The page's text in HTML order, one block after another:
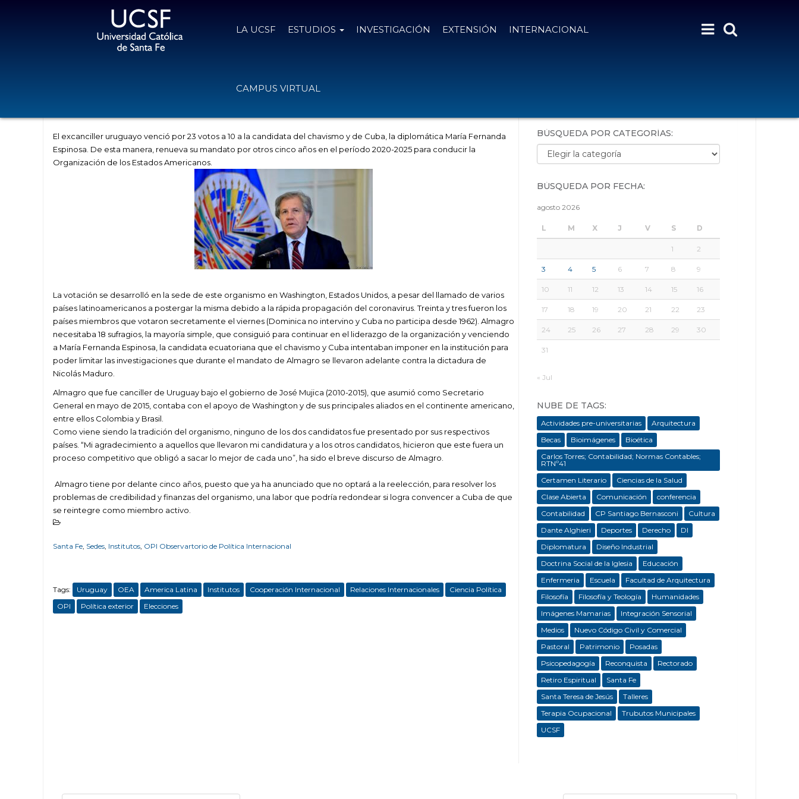
LA UCSF ESTUDIOS INVESTIGACIÓN EXTENSIÓN INTERNACIONAL
CAMPUS VIRTUAL
El excanciller uruguayo venció por 23 votos a 10 a la candidata del chavismo y de Cuba, la diplomática María Fernanda
Espinosa. De esta manera, renueva su mandato por otros cinco años en el período 2020-2025 para conducir la
Organización de los Estados Americanos.
La votación se desarrolló en la sede de este organismo en Washington, Estados Unidos, a pesar del llamado de varios
países latinoamericanos a postergar la misma debido a la rápida propagación del coronavirus. Treinta y tres fueron los
países miembros que votaron secretamente el viernes (Dominica no intervino y Cuba no participa desde 1962). Almagro
necesitaba 18 sufragios, la mayoría simple, que consiguió para continuar en el liderazgo de la organización y venciendo
a María Fernanda Espinosa, la candidata ecuatoriana que el chavismo y Cuba intentaban imponer en la institución para
poder limitar las investigaciones que durante el mandato de Almagro se llevaron adelante contra la dictadura de
Nicolás Maduro.
Almagro que fue canciller de Uruguay bajo el gobierno de José Mujica (2010-2015), que asumió como Secretario
General en mayo de 2015, contaba con el apoyo de Washington y de sus principales aliados en el continente americano,
entre ellos Colombia y Brasil.
Como viene siendo la tradición del organismo, ninguno de los dos candidatos fue presentado por sus respectivos
países. “Mi agradecimiento a aquellos que llevaron mi candidatura y a los otros candidatos, hicieron que este fuera un
proceso competitivo que obligó a sacar lo mejor de cada uno”, ha sido el breve discurso de Almagro.
Almagro tiene por delante cinco años, puesto que ya ha anunciado que no optará a la reelección, para resolver los
problemas de credibilidad y finanzas del organismo, una labor que podría redondear si logra convencer a Cuba de que
se reintegre como miembro activo.
Santa Fe, Sedes, Institutos, OPI Observartorio de Política Internacional
Tags: Uruguay OEA America Latina Institutos Cooperación Internacional Relaciones Internacionales
Ciencia Política
OPI
Política exterior Elecciones
BÚSQUEDA POR CATEGORÍAS:
Búsqueda por categorías:
BÚSQUEDA POR FECHA:
agosto 2026
L M X J V S D
1 2
3 4 5 6 7 8 9
10 11 12 13 14 15 16
17 18 19 20 21 22 23
24 25 26 27 28 29 30
31
« Jul
NUBE DE TAGS:
Actividades pre-universitarias
Arquitectura
Becas
Bioimágenes
Bioética
Carlos Torres; Contabilidad; Normas Contables;
RTNº41
Certamen Literario
Ciencias de la Salud
Clase Abierta
Comunicación
conferencia
Contabilidad
CP Santiago Bernasconi
Cultura
Dante Alghieri
Deportes Derecho
DI
Diplomatura
Diseño Industrial
Doctrina Social de la Iglesia
Educación
Enfermeria
Escuela
Facultad de Arquitectura
Filosofía
Filosofía y Teología
Humanidades
Imágenes Mamarias
Integración Sensorial
Medios
Nuevo Código Civil y Comercial
Pastoral
Patrimonio
Posadas
Psicopedagogía
Reconquista
Rectorado
Retiro Espiritual
Santa Fe
Santa Teresa de Jesús
Talleres
Terapia Ocupacional
Trubutos Municipales
UCSF